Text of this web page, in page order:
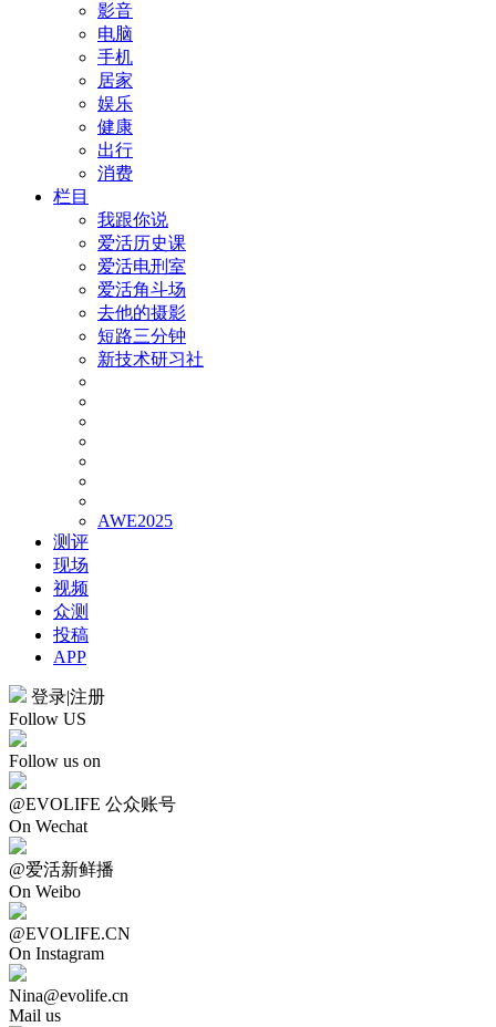
影音
电脑
手机
居家
娱乐
健康
出行
消费
栏目
我跟你说
爱活历史课
爱活电刑室
爱活角斗场
去他的摄影
短路三分钟
新技术研习社
AWE2025
测评
现场
视频
众测
投稿
APP
登录|注册
Follow US
Follow us on
@EVOLIFE 公众账号
On Wechat
@爱活新鲜播
On Weibo
@EVOLIFE.CN
On Instagram
Nina@evolife.cn
Mail us